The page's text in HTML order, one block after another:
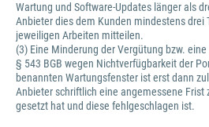
Wartung und Software-Updates länger als
Anbieter dies dem Kunden mindestens drei
jeweiligen Arbeiten mitteilen.
(3) Eine Minderung der Vergütung bzw.
§ 543 BGB wegen Nichtverfügbarkeit der
benannten Wartungsfenster ist erst dann
Anbieter schriftlich eine angemessene Frist
gesetzt hat und diese fehlgeschlagen ist.